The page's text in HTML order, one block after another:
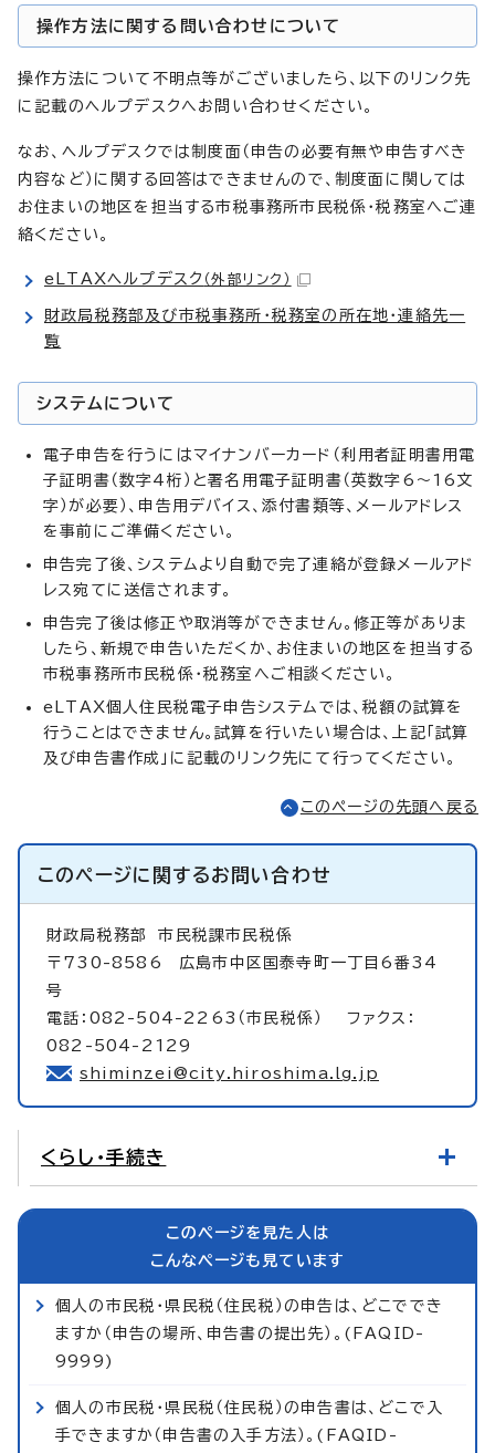
操作方法に関する問い合わせについて
操作方法について不明点等がございましたら、以下のリンク先
に記載のヘルプデスクへお問い合わせください。
なお、ヘルプデスクでは制度面（申告の必要有無や申告すべき
内容など）に関する回答はできませんので、制度面に関しては
お住まいの地区を担当する市税事務所市民税係・税務室へご連
絡ください。
eLTAXヘルプデスク （外部リンク）
財政局税務部及び市税事務所・税務室の所在地・連絡先一
覧
システムについて
電子申告を行うにはマイナンバーカード（利用者証明書用電
子証明書（数字4桁）と署名用電子証明書（英数字6～16文
字）が必要）、申告用デバイス、添付書類等、メールアドレス
を事前にご準備ください。
申告完了後、システムより自動で完了連絡が登録メールアド
レス宛てに送信されます。
申告完了後は修正や取消等ができません。修正等がありま
したら、新規で申告いただくか、お住まいの地区を担当する
市税事務所市民税係・税務室へご相談ください。
eLTAX個人住民税電子申告システムでは、税額の試算を
行うことはできません。試算を行いたい場合は、上記「試算
及び申告書作成」に記載のリンク先にて行ってください。
このページの先頭へ戻る
このページに関するお問い合わせ
財政局税務部市民税課市民税係
〒730-8586 広島市中区国泰寺町一丁目6番34
号
電話：082-504-2263（市民税係） ファクス：
082-504-2129
shiminzei@city.hiroshima.lg.jp
くらし・手続き
このページを見た人は
こんなページも見ています
個人の市民税・県民税（住民税）の申告は、どこででき
ますか（申告の場所、申告書の提出先）。(FAQID-
9999)
個人の市民税・県民税（住民税）の申告書は、どこで入
手できますか（申告書の入手方法）。(FAQID-